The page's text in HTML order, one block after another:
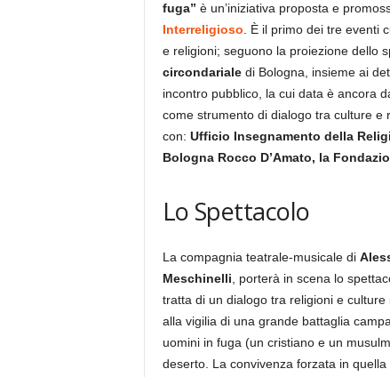
fuga” è un’iniziativa proposta e
Interreligioso . È il primo dei tre eventi
e religioni; seguono la proiezione dello
circondarialedi Bologna, insieme ai
incontro pubblico, la cui data è ancora
come strumento di dialogo tra culture e
con: Ufficio Insegnamento della
Bologna Rocco D’Amato, la
Lo Spettacolo
La compagnia teatrale-musicale di
Meschinelli , porterà in scena lo
tratta di un dialogo tra religioni e culture
alla vigilia di una grande battaglia
uomini in fuga (un cristiano e un
deserto. La convivenza forzata in